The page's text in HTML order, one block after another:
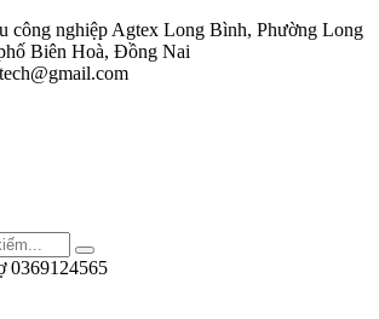
công nghiệp Agtex Long Bình, Phường Long
Biên Hoà, Đồng Nai
0369124565